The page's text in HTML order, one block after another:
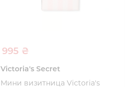
995 ₴
Victoria's Secret
Мини визитница Victoria's